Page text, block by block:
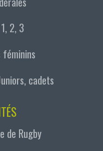
2, 3
féminins
cadets
de Rugby